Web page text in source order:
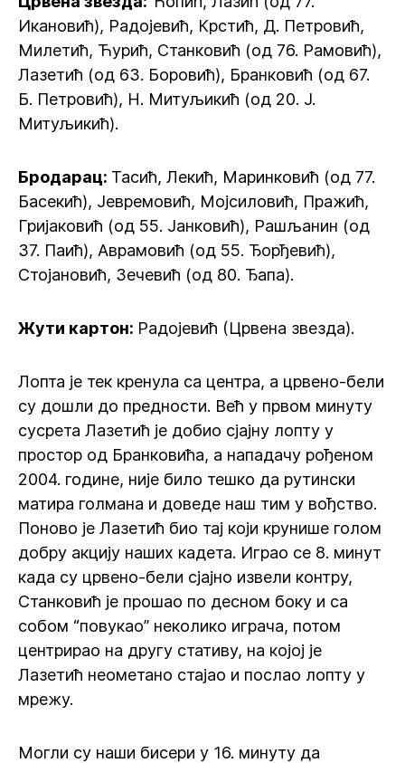
Икановић), Радојевић, Крстић, Д. Петровић,
Милетић, Ћурић, Станковић (од 76. Рамовић),
Лазетић (од 63. Боровић), Бранковић (од 67.
Б. Петровић), Н. Митуљикић (од 20. Ј.
Митуљикић).
Бродарац: Тасић, Лекић, Маринковић (од 77.
Басекић), Јевремовић, Мојсиловић, Пражић,
Гријаковић (од 55. Јанковић), Рашљанин (од
37. Паић), Аврамовић (од 55. Ђорђевић),
Стојановић, Зечевић (од 80. Ђапа).
Жути картон: Радојевић (Црвена звезда).
Лопта је тек кренула са центра, а црвено-бели
су дошли до предности. Већ у првом минуту
сусрета Лазетић је добио сјајну лопту у
простор од Бранковића, а нападачу рођеном
2004. године, није било тешко да рутински
матира голмана и доведе наш тим у вођство.
Поново је Лазетић био тај који крунише голом
добру акцију наших кадета. Играо се 8. минут
када су црвено-бели сјајно извели контру,
Станковић је прошао по десном боку и са
собом “повукао” неколико играча, потом
центрирао на другу стативу, на којој је
Лазетић неометано стајао и послао лопту у
мрежу.
Могли су наши бисери у 16. минуту да